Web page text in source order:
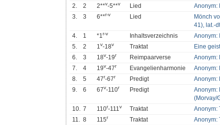
2.
2 2**v-5**v Lied
Anonym:
3.
3 6**r-v Lied
Mönch
41), lat.-
4.
1 *1r-v Inhaltsverzeichnis
Anonym:
5.
2 1v-18v Traktat
Eine
6.
3 18v-19r Reimpaarverse
Anonym:
7.
4 19v-47r Evangelienharmonie
Anonym:
8.
5 47r-67r Predigt
Anonym:
9.
6 67v-110r Predigt
Anonym:
(Morvay/
10. 7 110r-111v Traktat
Anonym:
11. 8 115r Traktat
Anonym: